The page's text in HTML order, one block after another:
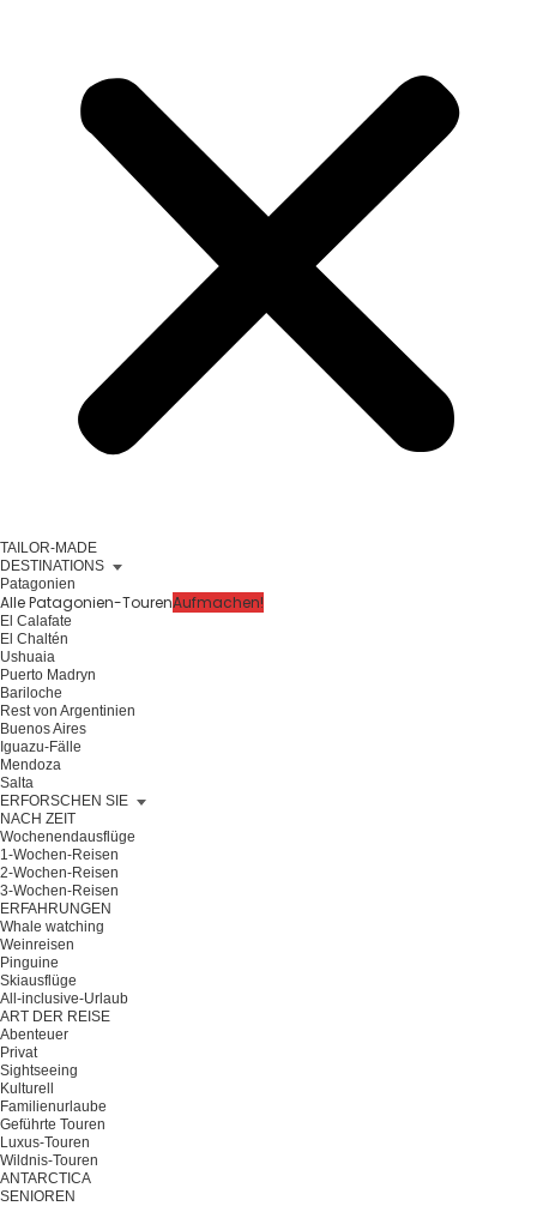
TAILOR-MADE
DESTINATIONS
Patagonien
Alle Patagonien-TourenAufmachen!
El Calafate
El Chaltén
Ushuaia
Puerto Madryn
Bariloche
Rest von Argentinien
Buenos Aires
Iguazu-Fälle
Mendoza
Salta
ERFORSCHEN SIE
NACH ZEIT
Wochenendausflüge
1-Wochen-Reisen
2-Wochen-Reisen
3-Wochen-Reisen
ERFAHRUNGEN
Whale watching
Weinreisen
Pinguine
Skiausflüge
All-inclusive-Urlaub
ART DER REISE
Abenteuer
Privat
Sightseeing
Kulturell
Familienurlaube
Geführte Touren
Luxus-Touren
Wildnis-Touren
ANTARCTICA
SENIOREN